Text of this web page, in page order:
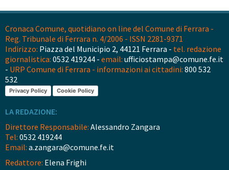
Cronaca Comune, quotidiano on line del Comune di Ferrara -
Reg. Tribunale di Ferrara n. 4/2006 - ISSN 2281-9371
Indirizzo: Piazza del Municipio 2, 44121 Ferrara - tel. redazione
giornalistica: 0532 419244 - email: ufficiostampa@comune.fe.it
- URP Comune di Ferrara - informazioni ai cittadini: 800 532
532
Privacy Policy Cookie Policy
LA REDAZIONE:
Direttore Responsabile: Alessandro Zangara
Tel: 0532 419244
Email: a.zangara@comune.fe.it
Redattore: Elena Frighi